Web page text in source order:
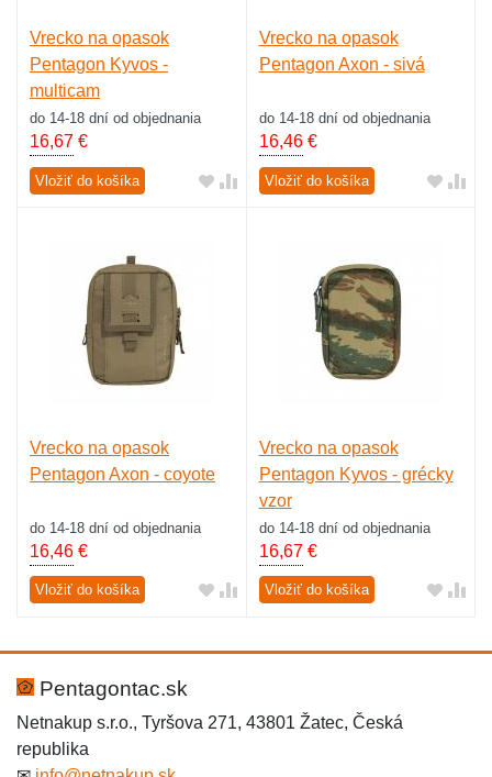
Vrecko na opasok
Pentagon Kyvos -
multicam
do 14-18 dní od objednania
16,67 €
Vložiť do košíka
Vrecko na opasok
Pentagon Axon - sivá
do 14-18 dní od objednania
16,46€
Vložiť do košíka
Vrecko na opasok
Pentagon Axon - coyote
do 14-18 dní od objednania
16,46 €
Vložiť do košíka
Vrecko na opasok
Pentagon Kyvos - grécky
vzor
do 14-18 dní od objednania
16,67€
Vložiť do košíka
Pentagontac.sk
Netnakup s.r.o., Tyršova 271, 43801 Žatec, Česká
republika